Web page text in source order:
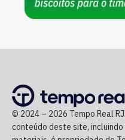
© 2024 – 2026 Tempo Real
conteúdo deste site,